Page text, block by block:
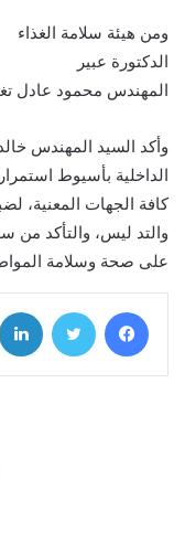
ومن هيئة سلامة الغذاء
الدكتورة عبير
المهندس محمود عادل
وأكد السيد المهندس
الداخلية بأسيوط
كافة الجهات المعنية،
والتد ليس، والتأكد من
على صحة وسلامة
فيسبوك تويتر